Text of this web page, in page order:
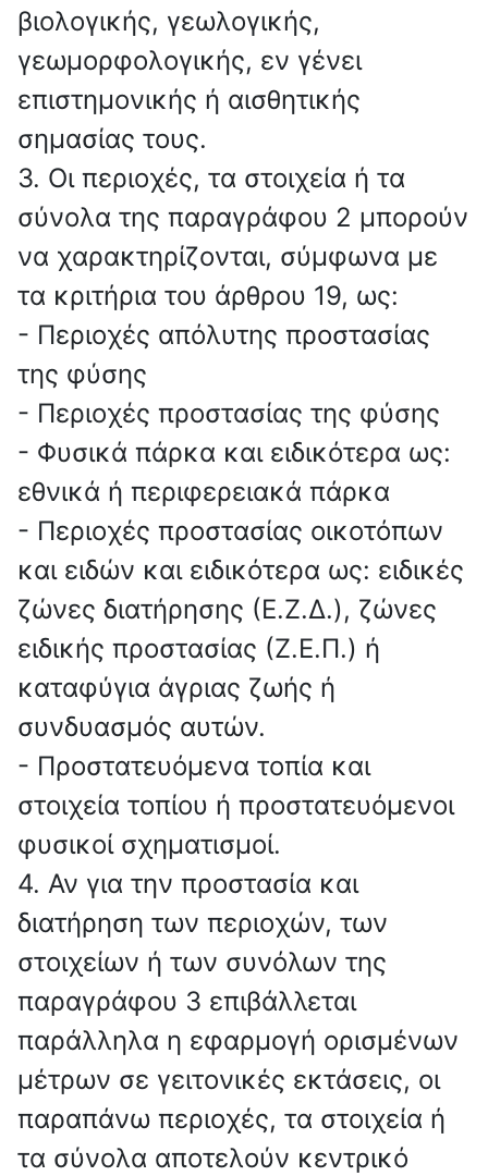
βιολογικής, γεωλογικής,
γεωμορφολογικής, εν γένει
επιστημονικής ή αισθητικής
σημασίας τους.
3. Οι περιοχές, τα στοιχεία ή τα
σύνολα της παραγράφου 2 μπορούν
να χαρακτηρίζονται, σύμφωνα με
τα κριτήρια του άρθρου 19, ως:
- Περιοχές απόλυτης προστασίας
της φύσης
- Περιοχές προστασίας της φύσης
- Φυσικά πάρκα και ειδικότερα ως:
εθνικά ή περιφερειακά πάρκα
- Περιοχές προστασίας οικοτόπων
και ειδών και ειδικότερα ως: ειδικές
ζώνες διατήρησης (Ε.Ζ.Δ.), ζώνες
ειδικής προστασίας (Ζ.Ε.Π.) ή
καταφύγια άγριας ζωής ή
συνδυασμός αυτών.
- Προστατευόμενα τοπία και
στοιχεία τοπίου ή προστατευόμενοι
φυσικοί σχηματισμοί.
4. Αν για την προστασία και
διατήρηση των περιοχών, των
στοιχείων ή των συνόλων της
παραγράφου 3 επιβάλλεται
παράλληλα η εφαρμογή ορισμένων
μέτρων σε γειτονικές εκτάσεις, οι
παραπάνω περιοχές, τα στοιχεία ή
τα σύνολα αποτελούν κεντρικό